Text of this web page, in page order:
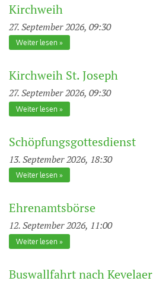
Kirchweih
27. September 2026, 09:30
Weiter lesen
Kirchweih St. Joseph
27. September 2026, 09:30
Weiter lesen
Schöpfungsgottesdienst
13. September 2026, 18:30
Weiter lesen
Ehrenamtsbörse
12. September 2026, 11:00
Weiter lesen
Buswallfahrt nach Kevelaer